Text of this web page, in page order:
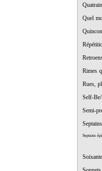
Quel
Rimes
Rues,
Self-
Semi-
Septains